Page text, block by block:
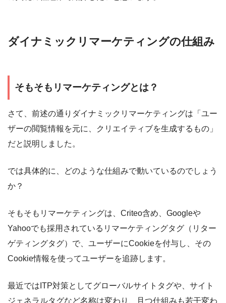
ダイナミックリマーケティングの仕組み
そもそもリマーケティングとは？
さて、前述の通りダイナミックリマーケティングは「ユー
ザーの閲覧情報を元に、クリエイティブを生成するもの」
だと説明しました。
では具体的に、どのような仕組みで動いているのでしょう
か？
そもそもリマーケティングは、Criteo含め、Googleや
Yahooでも採用されているリマーケティングタグ（リター
ゲティングタグ）で、ユーザーにCookieを付与し、その
Cookie情報を使ってユーザーを追跡します。
最近ではITP対策としてグローバルサイトタグや、サイト
ジェネラルタグなど名称は変わり、且つ仕組みも若干変わ